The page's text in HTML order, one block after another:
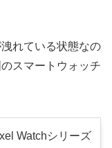
れている状態なの
スマートウォッチ
Watchシリーズ